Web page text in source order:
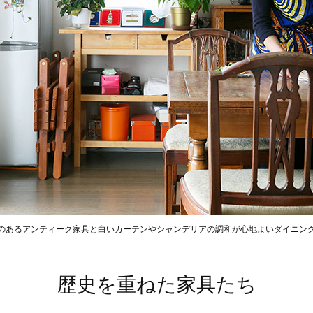
あるアンティーク家具と白いカーテンやシャンデリアの調和が心地よいダイニン
歴史を重ねた家具たち